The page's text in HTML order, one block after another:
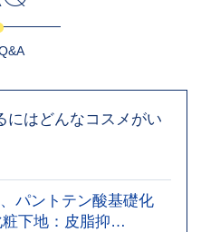
にはどんなコスメがい
パントテン酸基礎化
粧下地：皮脂抑…